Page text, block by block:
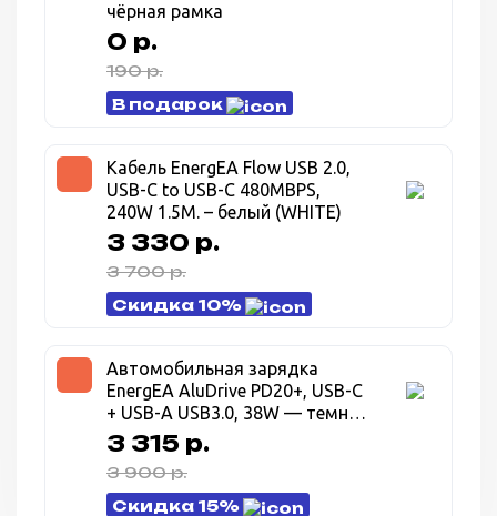
чёрная рамка
0 р.
190 р.
В подарок
Кабель EnergEA Flow USB 2.0,
USB-C to USB-C 480MBPS,
240W 1.5M. – белый (WHITE)
3 330 р.
3 700 р.
Скидка 10%
Автомобильная зарядка
EnergEA AluDrive PD20+, USB-C
+ USB-A USB3.0, 38W — темно
серый (Gunmetal)
3 315 р.
3 900 р.
Скидка 15%